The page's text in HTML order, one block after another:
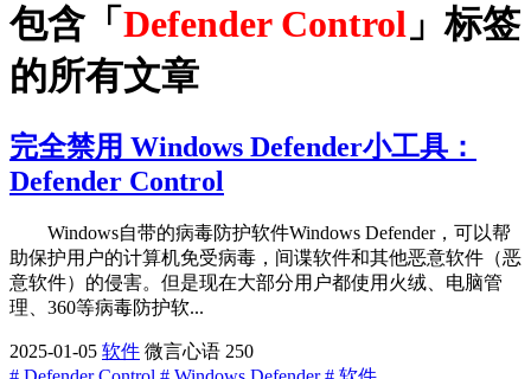
包含「 Defender Control 」标签
的所有文章
完全禁用 Windows Defender小工具：
Defender Control
Windows自带的病毒防护软件Windows Defender，可以帮
助保护用户的计算机免受病毒，间谍软件和其他恶意软件（恶
意软件）的侵害。但是现在大部分用户都使用火绒、电脑管
理、360等病毒防护软...
2025-01-05 软件 微言心语 250